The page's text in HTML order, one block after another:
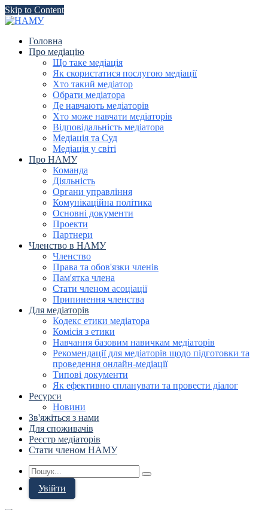
Skip to Content
Головна
Про медіацію
Що таке медіація
Як скористатися послугою медіації
Хто такий медіатор
Обрати медіатора
Де навчають медіаторів
Хто може навчати медіаторів
Відповідальність медіатора
Медіація та Суд
Медіація у світі
Про НАМУ
Команда
Діяльність
Органи управління
Комунікаційна політика
Основні документи
Проекти
Партнери
Членство в НАМУ
Членство
Права та обов'язки членів
Пам'ятка члена
Стати членом асоціації
Припинення членства
Для медіаторів
Кодекс етики медіатора
Комісія з етики
Навчання базовим навичкам медіаторів
Рекомендації для медіаторів щодо підготовки та
проведення онлайн-медіації
Типові документи
Як ефективно спланувати та провести діалог
Ресурси
Новини
Зв'яжіться з нами
Для споживачів
Реєстр медіаторів
Стати членом НАМУ
Увійти